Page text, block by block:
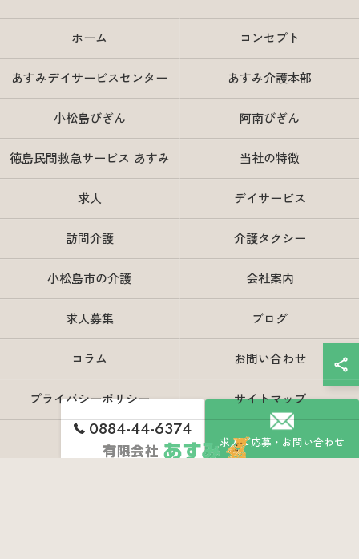
0884-44-6374
求人ご応募・お問い合わせ
ホーム コンセプト
あすみデイサービスセンター あすみ介護本部
小松島びぎん 阿南びぎん
徳島民間救急サービス あすみ 当社の特徴
求人 デイサービス
訪問介護 介護タクシー
小松島市の介護 会社案内
求人募集 ブログ
コラム お問い合わせ
プライバシーポリシー サイトマップ